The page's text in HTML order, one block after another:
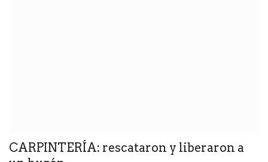
CARPINTERÍA: rescataron y liberaron a